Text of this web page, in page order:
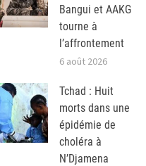
Bangui et AAKG
tourne à
l’affrontement
6 août 2026
Tchad : Huit
morts dans une
épidémie de
choléra à
N’Djamena